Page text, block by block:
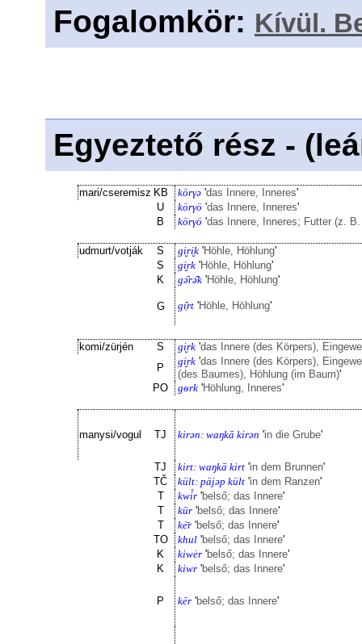
Fogalomkör: Kívül.
Egyeztető rész -
mari/cseremisz KB körγə 'das Innere, Inneres'
U
körγö 'das Innere, Inneres'
B
körγö 'das Innere, Inneres; Futter (z.
udmurt/votják S gi̮ri̮k 'Höhle, Höhlung'
S
gi̮rk 'Höhle, Höhlung'
K
gə̑rə̑k 'Höhle, Höhlung'
G gı̣̑rt 'Höhle, Höhlung'
komi/zürjén S gi̮rk 'das Innere (des Körpers),
P
gi̮rk 'das Innere (des Körpers),
(des Baumes), Höhlung (im Baum)'
PO
gѳrk 'Höhlung, Inneres'
manysi/vogul TJ kirən: waŋkā kirən 'in die Grube'
TJ kirt: waŋkā kirt 'in dem Brunnen'
TČ
kült: päjəp kült 'in dem Ranzen'
T
kwi̊r 'belső; das Innere'
T
kūr 'belső; das Innere'
T
kė̄r 'belső; das Innere'
TO
khul 'belső; das Innere'
K
kiwėr 'belső; das Innere'
K
kiwr 'belső; das Innere'
P kēr 'belső; das Innere'